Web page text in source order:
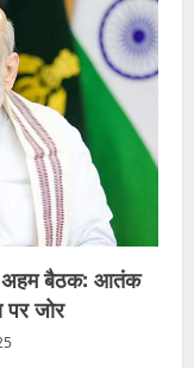
अहम बैठक: आतंक
पर जोर